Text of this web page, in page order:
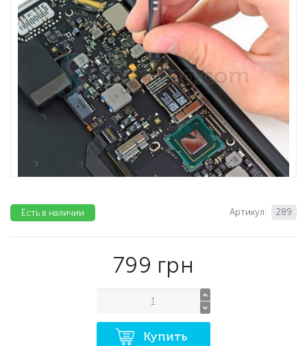
Артикул: 289
Есть в наличии
799 грн
Купить